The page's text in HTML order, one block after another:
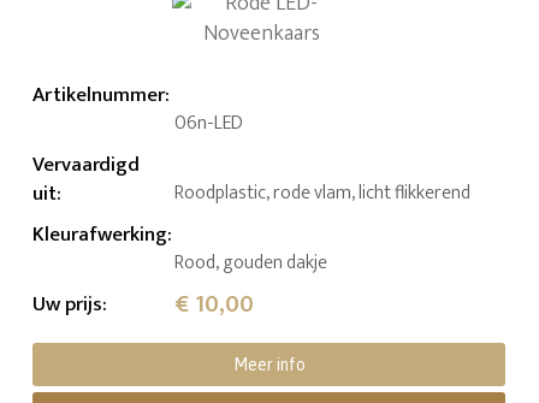
Artikelnummer:
06n-LED
Vervaardigd
uit: Roodplastic, rode vlam, licht flikkerend
Kleurafwerking:
Rood, gouden dakje
Uw prijs: € 10,00
Meer info